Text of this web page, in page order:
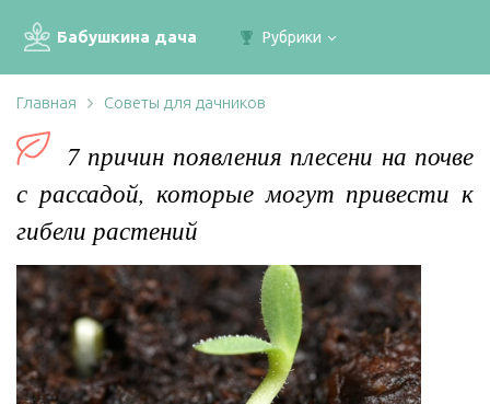
Бабушкина дача Рубрики
Главная Советы для дачников
7 причин появления плесени на почве
с рассадой, которые могут привести к
гибели растений